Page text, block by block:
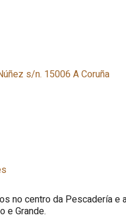
s/n. 15006 A Coruña
no centro da Pescadería
e Grande.